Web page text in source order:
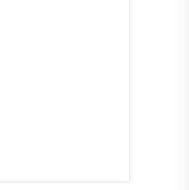
identifikacijo